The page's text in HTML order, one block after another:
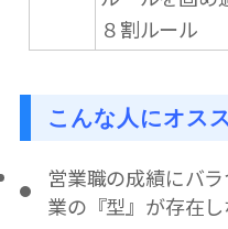
８割ルール
こんな人にオス
営業職の成績にバ
業の『型』が存在